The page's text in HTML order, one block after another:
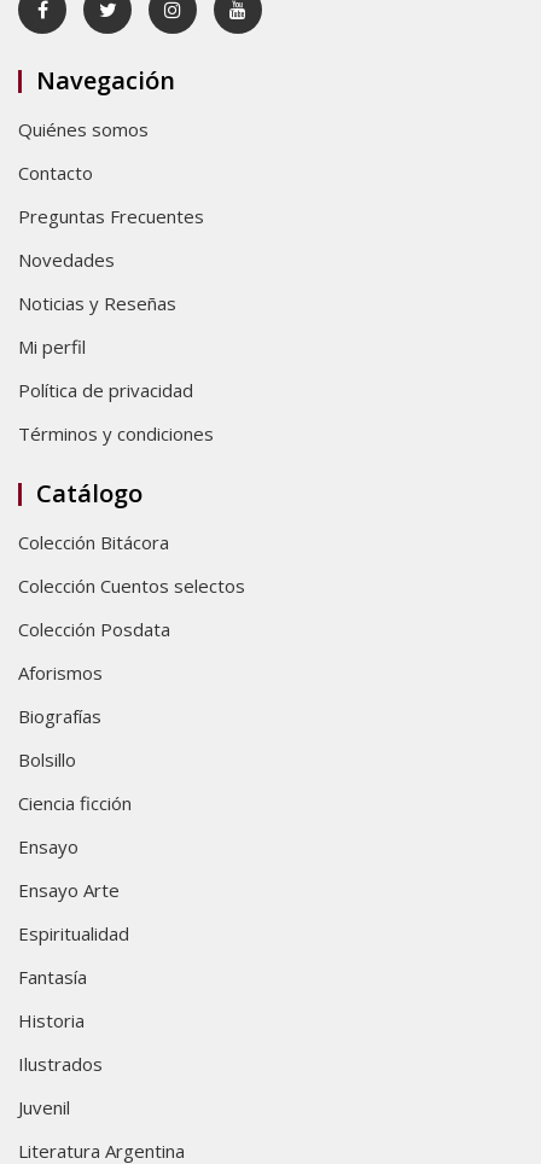
Navegación
Quiénes somos
Contacto
Preguntas Frecuentes
Novedades
Noticias y Reseñas
Mi perfil
Política de privacidad
Términos y condiciones
Catálogo
Colección Bitácora
Colección Cuentos selectos
Colección Posdata
Aforismos
Biografías
Bolsillo
Ciencia ficción
Ensayo
Ensayo Arte
Espiritualidad
Fantasía
Historia
Ilustrados
Juvenil
Literatura Argentina